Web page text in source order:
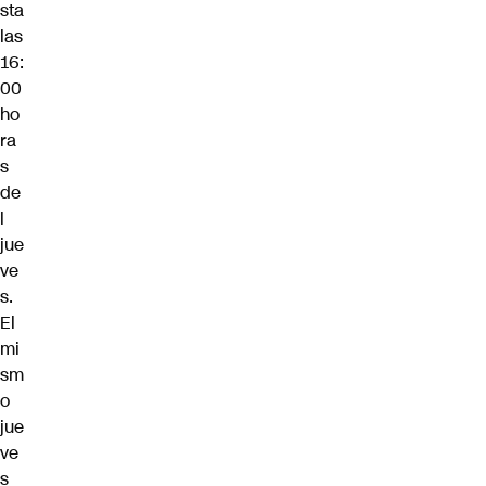
sta
las
16:
00
ho
ra
s
de
l
jue
ve
s.
El
mi
sm
o
jue
ve
s